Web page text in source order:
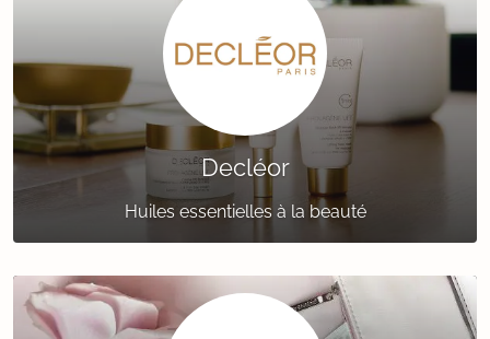
Decléor
Huiles essentielles à la beauté